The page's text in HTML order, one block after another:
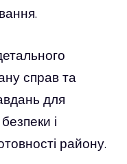
справ та
для
і
району.